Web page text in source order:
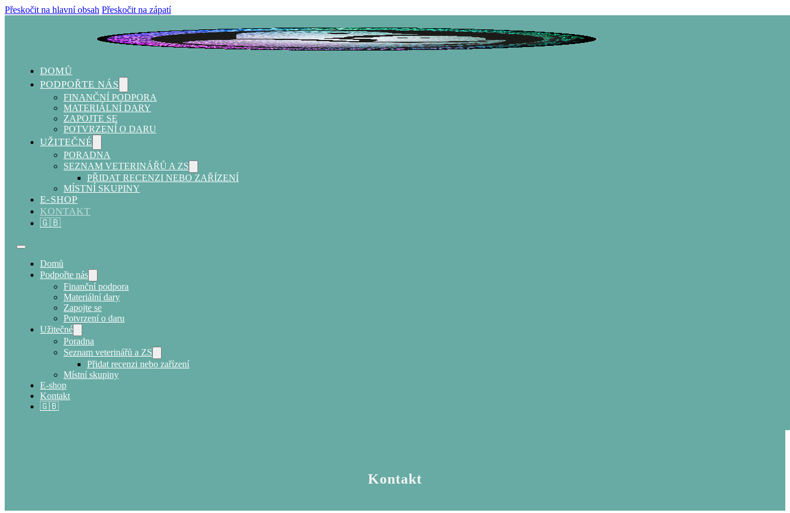
Přeskočit na hlavní obsah Přeskočit na zápatí
DOMŮ
PODPOŘTE NÁS
FINANČNÍ PODPORA
MATERIÁLNÍ DARY
ZAPOJTE SE
POTVRZENÍ O DARU
UŽITEČNÉ
PORADNA
SEZNAM VETERINÁŘŮ A ZS
PŘIDAT RECENZI NEBO ZAŘÍZENÍ
MÍSTNÍ SKUPINY
E-SHOP
KONTAKT
🇬🇧
Domů
Podpořte nás
Finanční podpora
Materiální dary
Zapojte se
Potvrzení o daru
Užitečné
Poradna
Seznam veterinářů a ZS
Přidat recenzi nebo zařízení
Místní skupiny
E-shop
Kontakt
🇬🇧
Kontakt